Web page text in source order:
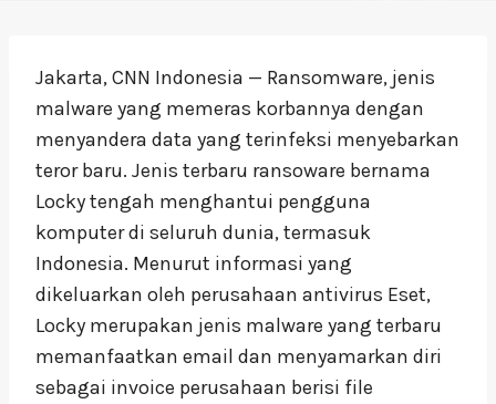
Jakarta, CNN Indonesia — Ransomware, jenis
malware yang memeras korbannya dengan
menyandera data yang terinfeksi menyebarkan
teror baru. Jenis terbaru ransoware bernama
Locky tengah menghantui pengguna
komputer di seluruh dunia, termasuk
Indonesia. Menurut informasi yang
dikeluarkan oleh perusahaan antivirus Eset,
Locky merupakan jenis malware yang terbaru
memanfaatkan email dan menyamarkan diri
sebagai invoice perusahaan berisi file